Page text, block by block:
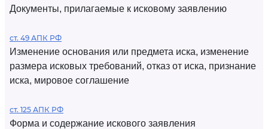
Документы, прилагаемые к исковому заявлению
ст. 49 АПК РФ
Изменение основания или предмета иска, изменение
размера исковых требований, отказ от иска, признание
иска, мировое соглашение
ст. 125 АПК РФ
Форма и содержание искового заявления